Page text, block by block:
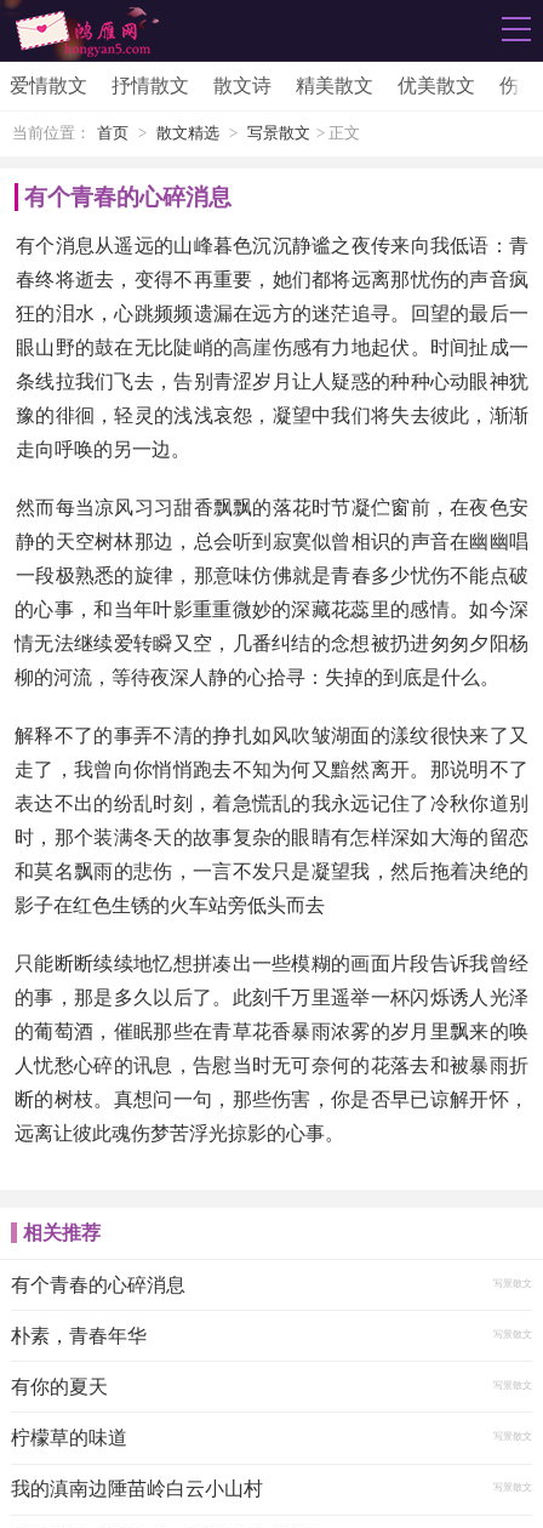
爱情散文 抒情散文 散文诗 精美散文 优美散文 伤感
当前位置： 首页 > 散文精选 > 写景散文 > 正文
有个青春的心碎消息
有个消息从遥远的山峰暮色沉沉静谧之夜传来向我低语：青
春终将逝去，变得不再重要，她们都将远离那忧伤的声音疯
狂的泪水，心跳频频遗漏在远方的迷茫追寻。回望的最后一
眼山野的鼓在无比陡峭的高崖伤感有力地起伏。时间扯成一
条线拉我们飞去，告别青涩岁月让人疑惑的种种心动眼神犹
豫的徘徊，轻灵的浅浅哀怨，凝望中我们将失去彼此，渐渐
走向呼唤的另一边。
然而每当凉风习习甜香飘飘的落花时节凝伫窗前，在夜色安
静的天空树林那边，总会听到寂寞似曾相识的声音在幽幽唱
一段极熟悉的旋律，那意味仿佛就是青春多少忧伤不能点破
的心事，和当年叶影重重微妙的深藏花蕊里的感情。如今深
情无法继续爱转瞬又空，几番纠结的念想被扔进匆匆夕阳杨
柳的河流，等待夜深人静的心拾寻：失掉的到底是什么。
解释不了的事弄不清的挣扎如风吹皱湖面的漾纹很快来了又
走了，我曾向你悄悄跑去不知为何又黯然离开。那说明不了
表达不出的纷乱时刻，着急慌乱的我永远记住了冷秋你道别
时，那个装满冬天的故事复杂的眼睛有怎样深如大海的留恋
和莫名飘雨的悲伤，一言不发只是凝望我，然后拖着决绝的
影子在红色生锈的火车站旁低头而去
只能断断续续地忆想拼凑出一些模糊的画面片段告诉我曾经
的事，那是多久以后了。此刻千万里遥举一杯闪烁诱人光泽
的葡萄酒，催眠那些在青草花香暴雨浓雾的岁月里飘来的唤
人忧愁心碎的讯息，告慰当时无可奈何的花落去和被暴雨折
断的树枝。真想问一句，那些伤害，你是否早已谅解开怀，
远离让彼此魂伤梦苦浮光掠影的心事。
相关推荐
有个青春的心碎消息 写景散文
朴素，青春年华 写景散文
有你的夏天 写景散文
柠檬草的味道 写景散文
我的滇南边陲苗岭白云小山村 写景散文